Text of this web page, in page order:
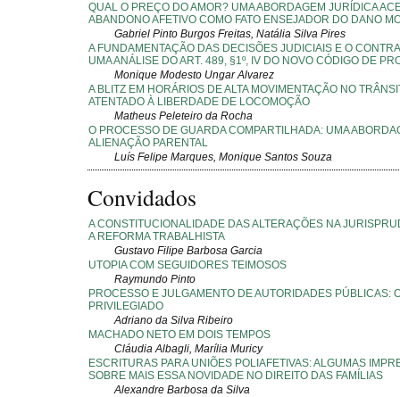
QUAL O PREÇO DO AMOR? UMA ABORDAGEM JURÍDICA
ABANDONO AFETIVO COMO FATO ENSEJADOR DO DANO
Gabriel Pinto Burgos Freitas, Natália Silva Pires
A FUNDAMENTAÇÃO DAS DECISÕES JUDICIAIS E O
UMA ANÁLISE DO ART. 489, §1º, IV DO NOVO CÓDIGO DE
Monique Modesto Ungar Alvarez
A BLITZ EM HORÁRIOS DE ALTA MOVIMENTAÇÃO NO
ATENTADO À LIBERDADE DE LOCOMOÇÃO
Matheus Peleteiro da Rocha
O PROCESSO DE GUARDA COMPARTILHADA: UMA
ALIENAÇÃO PARENTAL
Luís Felipe Marques, Monique Santos Souza
Convidados
A CONSTITUCIONALIDADE DAS ALTERAÇÕES NA
A REFORMA TRABALHISTA
Gustavo Filipe Barbosa Garcia
UTOPIA COM SEGUIDORES TEIMOSOS
Raymundo Pinto
PROCESSO E JULGAMENTO DE AUTORIDADES PÚBLICAS:
PRIVILEGIADO
Adriano da Silva Ribeiro
MACHADO NETO EM DOIS TEMPOS
Cláudia Albagli, Marília Muricy
ESCRITURAS PARA UNIÕES POLIAFETIVAS: ALGUMAS
SOBRE MAIS ESSA NOVIDADE NO DIREITO DAS FAMÍLIAS
Alexandre Barbosa da Silva